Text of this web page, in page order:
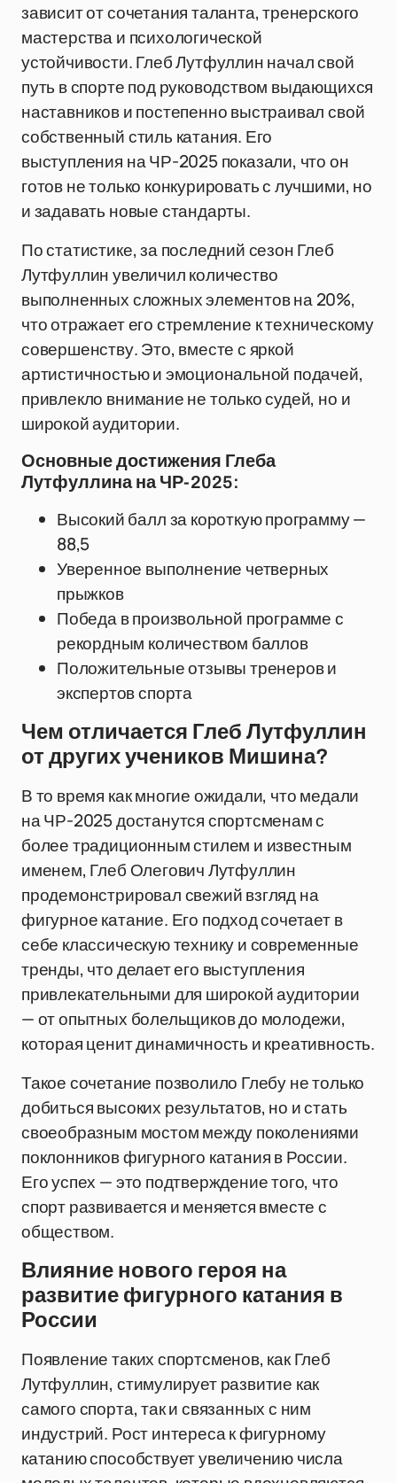
зависит от сочетания таланта, тренерского
мастерства и психологической
устойчивости. Глеб Лутфуллин начал свой
путь в спорте под руководством выдающихся
наставников и постепенно выстраивал свой
собственный стиль катания. Его
выступления на ЧР-2025 показали, что он
готов не только конкурировать с лучшими, но
и задавать новые стандарты.
По статистике, за последний сезон Глеб
Лутфуллин увеличил количество
выполненных сложных элементов на 20%,
что отражает его стремление к техническому
совершенству. Это, вместе с яркой
артистичностью и эмоциональной подачей,
привлекло внимание не только судей, но и
широкой аудитории.
Основные достижения Глеба
Лутфуллина на ЧР-2025:
Высокий балл за короткую программу —
88,5
Уверенное выполнение четверных
прыжков
Победа в произвольной программе с
рекордным количеством баллов
Положительные отзывы тренеров и
экспертов спорта
Чем отличается Глеб Лутфуллин
от других учеников Мишина?
В то время как многие ожидали, что медали
на ЧР-2025 достанутся спортсменам с
более традиционным стилем и известным
именем, Глеб Олегович Лутфуллин
продемонстрировал свежий взгляд на
фигурное катание. Его подход сочетает в
себе классическую технику и современные
тренды, что делает его выступления
привлекательными для широкой аудитории
— от опытных болельщиков до молодежи,
которая ценит динамичность и креативность.
Такое сочетание позволило Глебу не только
добиться высоких результатов, но и стать
своеобразным мостом между поколениями
поклонников фигурного катания в России.
Его успех — это подтверждение того, что
спорт развивается и меняется вместе с
обществом.
Влияние нового героя на
развитие фигурного катания в
России
Появление таких спортсменов, как Глеб
Лутфуллин, стимулирует развитие как
самого спорта, так и связанных с ним
индустрий. Рост интереса к фигурному
катанию способствует увеличению числа